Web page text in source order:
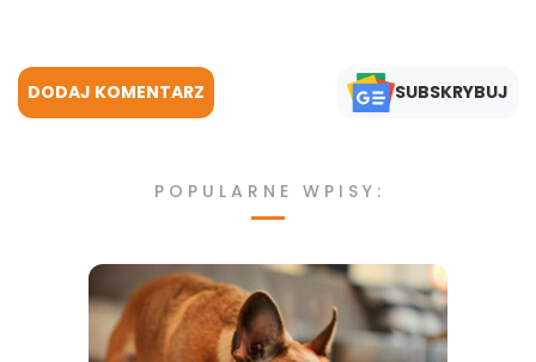
DODAJ KOMENTARZ SUBSKRYBUJ
POPULARNE WPISY: